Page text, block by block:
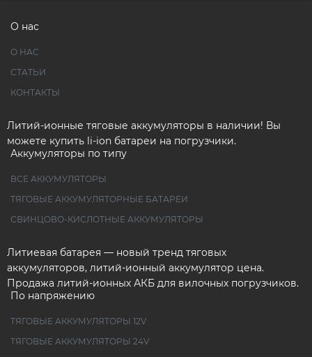
О нас
О НАС
СТАТЬИ
КОНТАКТЫ
Литий-ионные тяговые аккумуляторы в наличии! Вы
можете купить li-ion батареи на погрузчики.
Аккумуляторы по типу
ВСЕ АККУМУЛЯТОРЫ
ТЯГОВЫЕ АККУМУЛЯТОРНЫЕ БАТАРЕИ
СВИНЦОВО-КИСЛОТНЫЕ АККУМУЛЯТОРЫ
Литиевая батарея — новый тренд тяговых
аккумуляторов, литий-ионный аккумулятор цена.
Продажа литий-ионных АКБ для вилочных погрузчиков.
По напряжению
ТЯГОВЫЕ АККУМУЛЯТОРЫ 12V
ТЯГОВЫЕ АККУМУЛЯТОРЫ 24V